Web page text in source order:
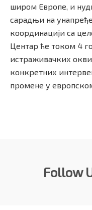
широм Европе, и
сарадњи на
координацији са
Центар ће током 4
истраживачких
конкретних
промене у
Follow